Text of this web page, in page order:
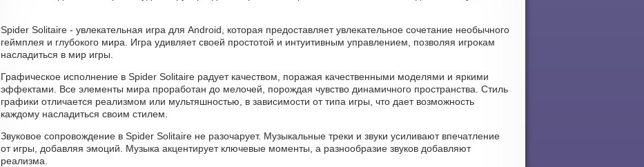
Spider Solitaire - увлекательная игра для Android, которая предоставляет увлекательное сочетание необычного
геймплея и глубокого мира. Игра удивляет своей простотой и интуитивным управлением, позволяя игрокам
насладиться в мир игры.
Графическое исполнение в Spider Solitaire радует качеством, поражая качественными моделями и яркими
эффектами. Все элементы мира проработан до мелочей, порождая чувство динамичного пространства. Стиль
графики отличается реализмом или мультяшностью, в зависимости от типа игры, что дает возможность
каждому насладиться своим стилем.
Звуковое сопровождение в Spider Solitaire не разочарует. Музыкальные треки и звуки усиливают впечатление
от игры, добавляя эмоций. Музыка акцентирует ключевые моменты, а разнообразие звуков добавляют
реализма.